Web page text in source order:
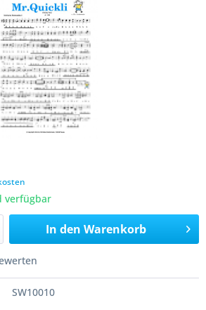
verfügbar
In den Warenkorb
SW10010